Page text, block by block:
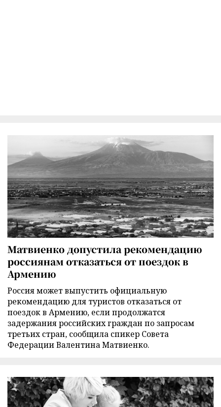
Матвиенко допустила рекомендацию
россиянам отказаться от поездок в
Армению
Россия может выпустить официальную
рекомендацию для туристов отказаться от
поездок в Армению, если продолжатся
задержания российских граждан по запросам
третьих стран, сообщила спикер Совета
Федерации Валентина Матвиенко.